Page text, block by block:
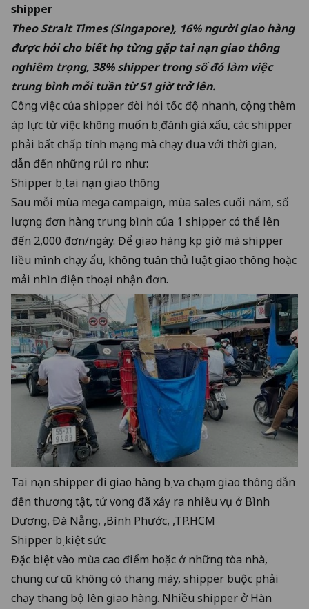
shipper
Theo Strait Times (Singapore), 16% người giao hàng
được hỏi cho biết họ từng gặp tai nạn giao thông
nghiêm trọng, 38% shipper trong số đó làm việc
trung bình mỗi tuần từ 51 giờ trở lên.
Công việc của shipper đòi hỏi tốc độ nhanh, cộng thêm
áp lực từ việc không muốn bị đánh giá xấu, các shipper
phải bất chấp tính mạng mà chạy đua với thời gian,
dẫn đến những rủi ro như:
Shipper bị tai nạn giao thông
Sau mỗi mùa mega campaign, mùa sales cuối năm, số
lượng đơn hàng trung bình của 1 shipper có thể lên
đến 2,000 đơn/ngày. Để giao hàng kịp giờ mà shipper
liều mình chạy ẩu, không tuân thủ luật giao thông hoặc
mải nhìn điện thoại nhận đơn.
Tai nạn shipper đi giao hàng bị va chạm giao thông dẫn
đến thương tật, tử vong đã xảy ra nhiều vụ ởBình
Dương, Đà Nẵng, ,Bình Phước, ,TP.HCM
Shipper bị kiệt sức
Đặc biệt vào mùa cao điểm hoặc ở những tòa nhà,
chung cư cũ không có thang máy, shipper buộc phải
chạy thang bộ lên giao hàng. Nhiều shipper ở Hàn